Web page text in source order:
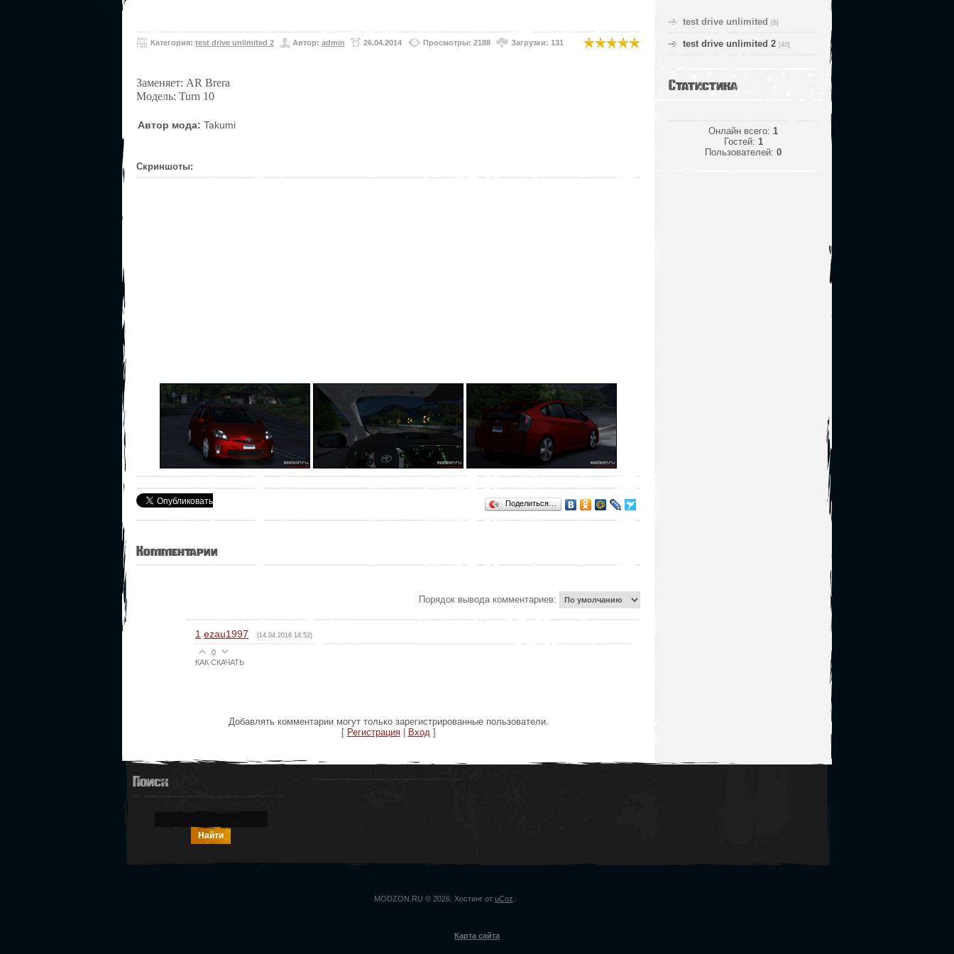
Категория: test drive unlimited 2 Автор: admin 26.04.2014 Просмотры: 2188 Загрузки: 131
Заменяет: AR Brera
Модель: Turn 10
Автор мода: Takumi
Скриншоты:
Поделиться…
Комментарии
Порядок вывода комментариев:
1 ezau1997 (14.04.2016 14:52)
0
КАК СКАЧАТЬ
Добавлять комментарии могут только зарегистрированные пользователи.
[ Регистрация| Вход]
test drive unlimited [8]
test drive unlimited 2 [40]
Статистика
Онлайн всего: 1
Гостей: 1
Пользователей: 0
Поиск
MODZON.RU © 2026 Хостинг от uCoz
Карта сайта